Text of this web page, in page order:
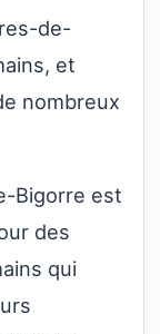
de-
et
nombreux
Bigorre est
des
qui